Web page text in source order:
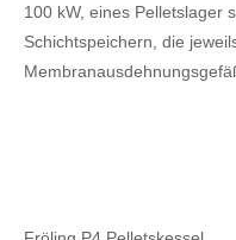
100 kW, eines Pelletslager
Schichtspeichern, die